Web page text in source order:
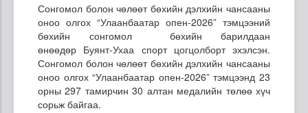
Сонгомол болон чөлөөт бөхийн дэлхийн чансааны
оноо олгох “Улаанбаатар опен-2026” тэмцээний
бөхийн сонгомол бөхийн барилдаан
өнөөдөр Буянт-Ухаа спорт цогцолборт эхэлсэн.
Сонгомол болон чөлөөт бөхийн дэлхийн чансааны
оноо олгох “Улаанбаатар опен-2026” тэмцээнд 23
орны 297 тамирчин 30 алтан медалийн төлөө хүч
сорьж байгаа.